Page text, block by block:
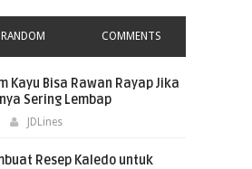
RANDOM COMMENTS
Kayu Bisa Rawan Rayap Jika
Sering Lembap
JDLines
Resep Kaledo untuk